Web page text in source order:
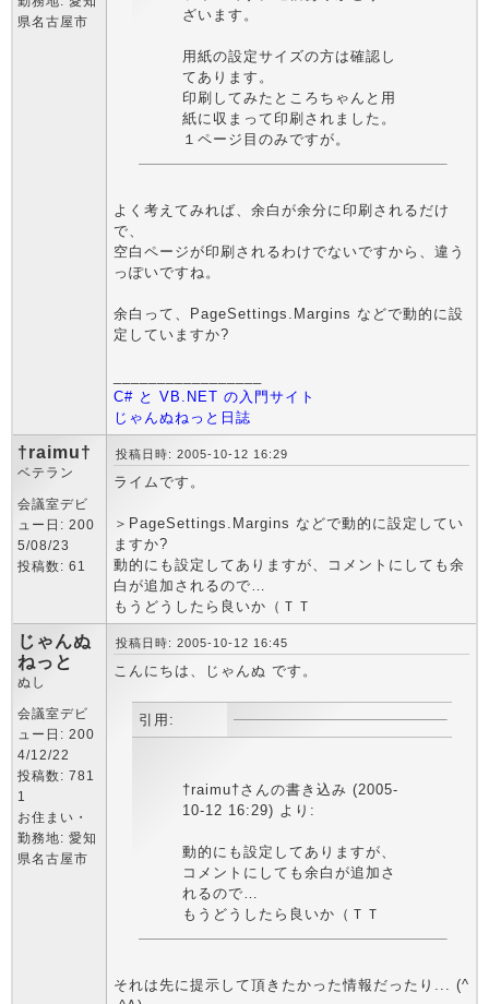
県名古屋市
ざいます。
用紙の設定サイズの方は確認し
てあります。
印刷してみたところちゃんと用
紙に収まって印刷されました。
１ページ目のみですが。
よく考えてみれば、余白が余分に印刷されるだけ
で、
空白ページが印刷されるわけでないですから、違う
っぽいですね。
余白って、PageSettings.Margins などで動的に設
定していますか?
C# と VB.NET の入門サイト
じゃんぬねっと日誌
†raimu†
ベテラン
会議室デビ
ュー日: 200
5/08/23
投稿数: 61
投稿日時: 2005-10-12 16:29
ライムです。
＞PageSettings.Margins などで動的に設定してい
ますか?
動的にも設定してありますが、コメントにしても余
白が追加されるので…
もうどうしたら良いか（ＴＴ
じゃんぬ
ねっと
ぬし
会議室デビ
ュー日: 200
4/12/22
投稿数: 781
1
お住まい・
勤務地: 愛知
県名古屋市
投稿日時: 2005-10-12 16:45
こんにちは、じゃんぬ です。
引用:
†raimu†さんの書き込み (2005-
10-12 16:29) より:
動的にも設定してありますが、
コメントにしても余白が追加さ
れるので…
もうどうしたら良いか（ＴＴ
それは先に提示して頂きたかった情報だったり... (^